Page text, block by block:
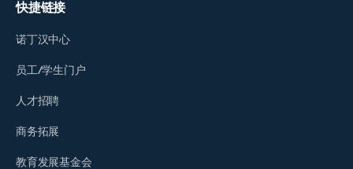
快捷链接
诺丁汉中心
员工/学生门户
人才招聘
商务拓展
教育发展基金会